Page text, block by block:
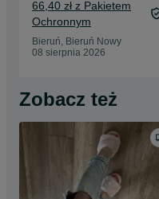
66,40 zł z Pakietem
Ochronnym
Bieruń, Bieruń Nowy
08 sierpnia 2026
Zobacz też